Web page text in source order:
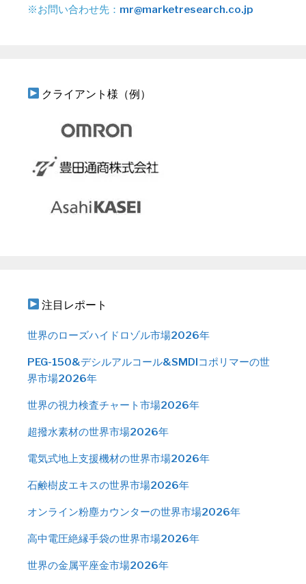
※お問い合わせ先： mr@marketresearch.co.jp
クライアント様（例）
注目レポート
世界のローズハイドロゾル市場2026年
PEG-150&デシルアルコール&SMDIコポリマーの世
界市場2026年
世界の視力検査チャート市場2026年
超撥水素材の世界市場2026年
電気式地上支援機材の世界市場2026年
石鹸樹皮エキスの世界市場2026年
オンライン粉塵カウンターの世界市場2026年
高中電圧絶縁手袋の世界市場2026年
世界の金属平座金市場2026年